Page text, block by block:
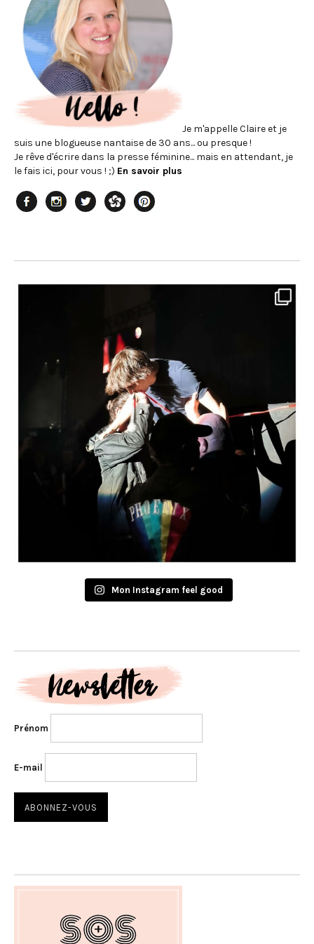
Je m'appelle Claire et je
suis une blogueuse nantaise de 30 ans... ou presque !
Je rêve d'écrire dans la presse féminine... mais en attendant, je
le fais ici, pour vous ! ;) En savoir plus
Mon Instagram feel good
Prénom
E-mail